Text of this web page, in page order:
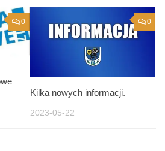
0 0
Kilka nowych informacji.
2023-05-22